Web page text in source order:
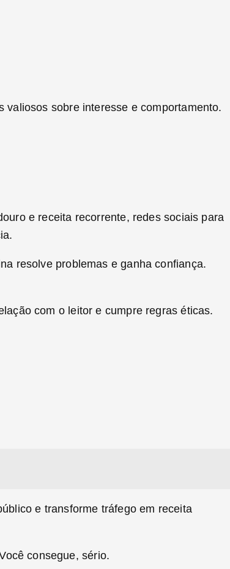
sobre interesse e comportamento.
e receita recorrente, redes sociais para
resolve problemas e ganha confiança.
com o leitor e cumpre regras éticas.
e transforme tráfego em receita
consegue, sério.